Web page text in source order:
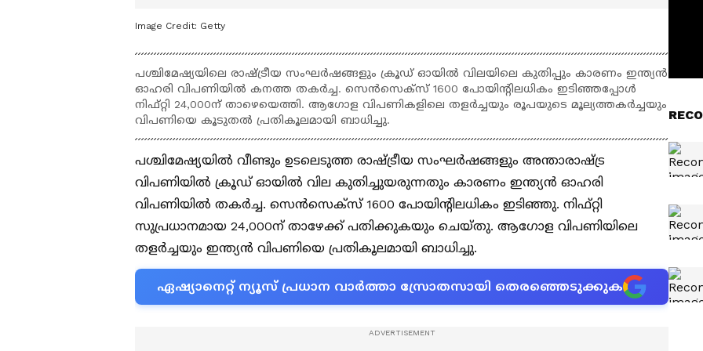
Image Credit: Getty
പശ്ചിമേഷ്യയിലെ രാഷ്ട്രീയ സംഘര്‍ഷങ്ങളും ക്രൂഡ് ഓയില്‍ വിലയിലെ കുതിപ്പും കാരണം ഇന്ത്യന്‍
ഓഹരി വിപണിയില്‍ കനത്ത തകര്‍ച്ച. സെന്‍സെക്‌സ് 1600 പോയിന്റിലധികം ഇടിഞ്ഞപ്പോള്‍
നിഫ്റ്റി 24,000ന് താഴെയെത്തി. ആഗോള വിപണികളിലെ തളര്‍ച്ചയും രൂപയുടെ മൂല്യത്തകർച്ചയും
വിപണിയെ കൂടുതൽ പ്രതികൂലമായി ബാധിച്ചു.
പശ്ചിമേഷ്യയില്‍ വീണ്ടും ഉടലെടുത്ത രാഷ്ട്രീയ സംഘര്‍ഷങ്ങളും അന്താരാഷ്ട്ര
വിപണിയില്‍ ക്രൂഡ് ഓയില്‍ വില കുതിച്ചുയരുന്നതും കാരണം ഇന്ത്യന്‍ ഓഹരി
വിപണിയില്‍ തകര്‍ച്ച. സെന്‍സെക്‌സ് 1600 പോയിന്റിലധികം ഇടിഞ്ഞു. നിഫ്റ്റി
സുപ്രധാനമായ 24,000ന് താഴേക്ക് പതിക്കുകയും ചെയ്തു. ആഗോള വിപണിയിലെ
തളര്‍ച്ചയും ഇന്ത്യന്‍ വിപണിയെ പ്രതികൂലമായി ബാധിച്ചു.
ഏഷ്യാനെറ്റ് ന്യൂസ് പ്രധാന വാർത്താ സ്രോതസായി തെരഞ്ഞെടുക്കുക